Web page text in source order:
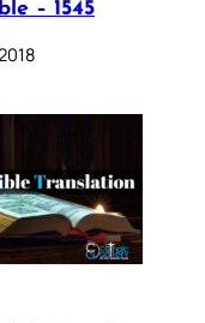
– 1545